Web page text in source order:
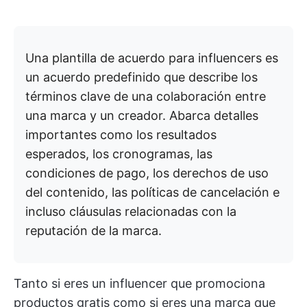
Una plantilla de acuerdo para influencers es
un acuerdo predefinido que describe los
términos clave de una colaboración entre
una marca y un creador. Abarca detalles
importantes como los resultados
esperados, los cronogramas, las
condiciones de pago, los derechos de uso
del contenido, las políticas de cancelación e
incluso cláusulas relacionadas con la
reputación de la marca.
Tanto si eres un influencer que promociona
productos gratis como si eres una marca que